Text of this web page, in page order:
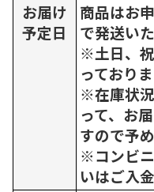
お届け
予定日
商品はお
で発送いた
※土日、
っておりま
※在庫状
って、お
すので予
※コンビ
いはご入